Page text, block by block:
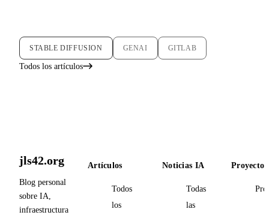
STABLE DIFFUSION GENAI GITLAB
Todos los artículos
jls42.org
Blog personal
sobre IA,
infraestructura
Artículos
Todos
los
Noticias IA
Todas
las
Proyectos